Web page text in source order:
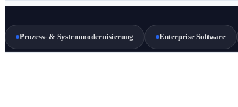
Prozess- & Systemmodernisierung Enterprise Software